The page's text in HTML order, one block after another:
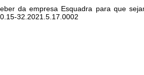
da empresa Esquadra para que
32.2021.5.17.0002